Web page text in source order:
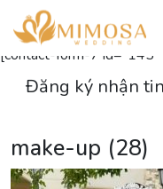
Đăng ký nhận
[contact-form-7 id="145"
Đăng ký nhận tin
make-up (28)